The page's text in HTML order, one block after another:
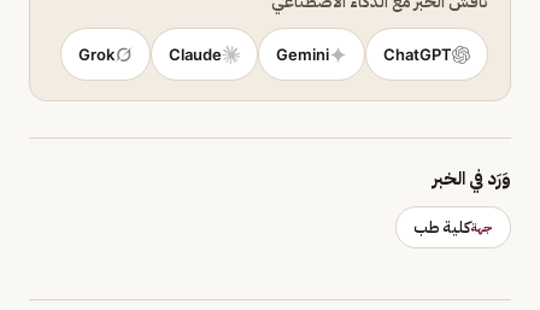
ChatGPT
Gemini
Claude
Grok
وَرَد في الخبر
جهةكلية طب